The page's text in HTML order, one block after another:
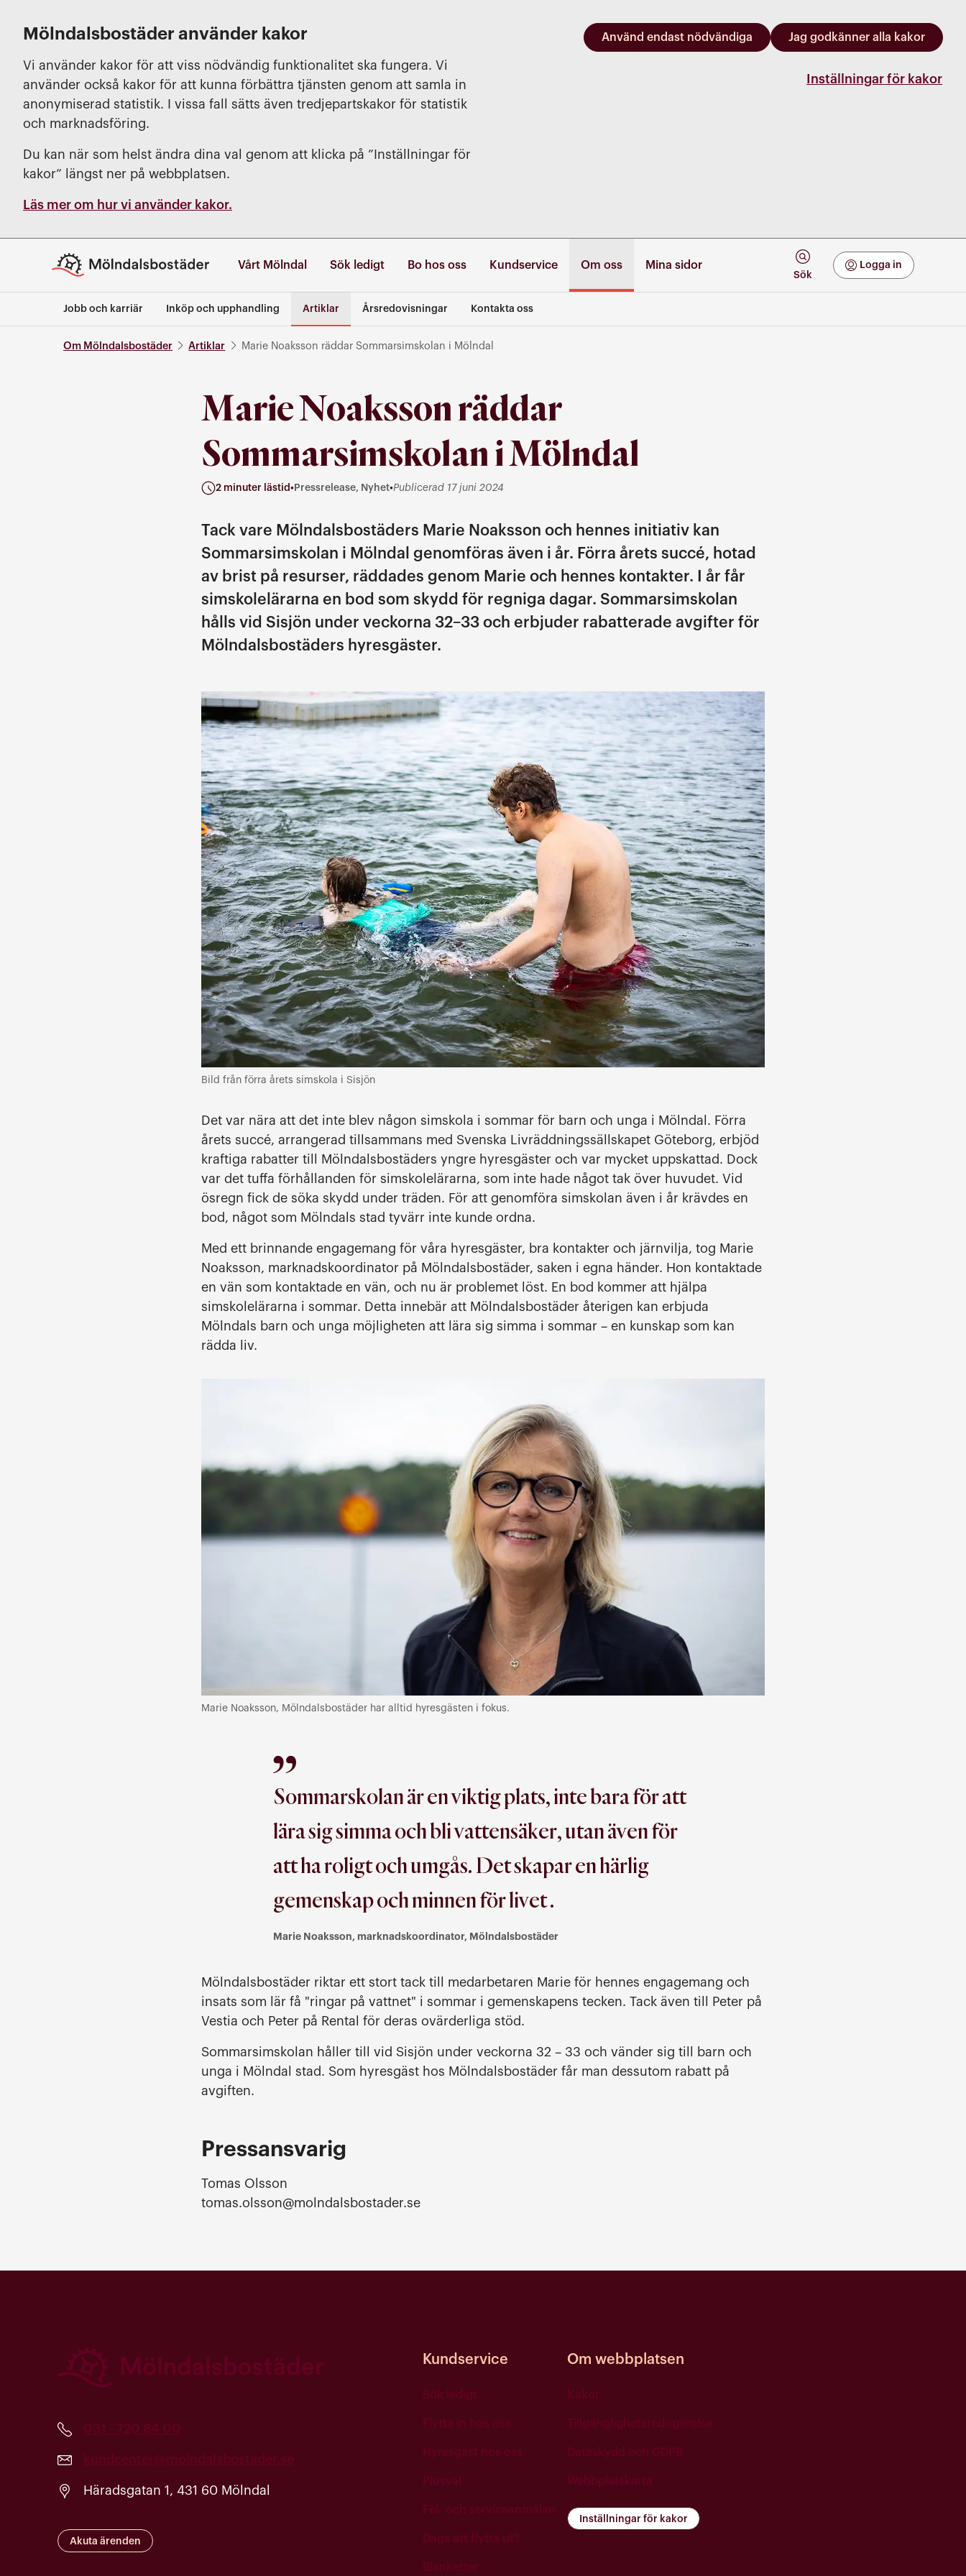
Mölndalsbostäder använder kakor
Vi använder kakor för att viss nödvändig funktionalitet ska fungera. Vi
använder också kakor för att kunna förbättra tjänsten genom att samla in
anonymiserad statistik. I vissa fall sätts även tredjepartskakor för statistik
och marknadsföring.
Du kan när som helst ändra dina val genom att klicka på ”Inställningar för
kakor” längst ner på webbplatsen.
Läs mer om hur vi använder kakor.
Använd endast nödvändiga Jag godkänner alla kakor
Inställningar för kakor
Vårt Mölndal Sök ledigt Bo hos oss Kundservice Om oss
Jobb och karriär Inköp och upphandling Artiklar Årsredovisningar Kontakta oss
Mina sidor
Mina Sidor Sök
Logga in
Om Mölndalsbostäder Artiklar Marie Noaksson räddar Sommarsimskolan i Mölndal
Marie Noaksson räddar
Sommarsimskolan i Mölndal
2 minuter lästid• Pressrelease, Nyhet•
Kategorier: Pressrelease, Nyhet
Publicerad 17 juni 2024
Tack vare Mölndalsbostäders Marie Noaksson och hennes initiativ kan
Sommarsimskolan i Mölndal genomföras även i år. Förra årets succé, hotad
av brist på resurser, räddades genom Marie och hennes kontakter. I år får
simskolelärarna en bod som skydd för regniga dagar. Sommarsimskolan
hålls vid Sisjön under veckorna 32–33 och erbjuder rabatterade avgifter för
Mölndalsbostäders hyresgäster.
Bild från förra årets simskola i Sisjön
Det var nära att det inte blev någon simskola i sommar för barn och unga i Mölndal. Förra
årets succé, arrangerad tillsammans med Svenska Livräddningssällskapet Göteborg, erbjöd
kraftiga rabatter till Mölndalsbostäders yngre hyresgäster och var mycket uppskattad. Dock
var det tuffa förhållanden för simskolelärarna, som inte hade något tak över huvudet. Vid
ösregn fick de söka skydd under träden. För att genomföra simskolan även i år krävdes en
bod, något som Mölndals stad tyvärr inte kunde ordna.
Med ett brinnande engagemang för våra hyresgäster, bra kontakter och järnvilja, tog Marie
Noaksson, marknadskoordinator på Mölndalsbostäder, saken i egna händer. Hon kontaktade
en vän som kontaktade en vän, och nu är problemet löst. En bod kommer att hjälpa
simskolelärarna i sommar. Detta innebär att Mölndalsbostäder återigen kan erbjuda
Mölndals barn och unga möjligheten att lära sig simma i sommar – en kunskap som kan
rädda liv.
Marie Noaksson, Mölndalsbostäder har alltid hyresgästen i fokus.
Sommarskolan är en viktig plats, inte bara för att
lära sig simma och bli vattensäker, utan även för
att ha roligt och umgås. Det skapar en härlig
gemenskap och minnen för livet .
Marie Noaksson, marknadskoordinator, Mölndalsbostäder
Mölndalsbostäder riktar ett stort tack till medarbetaren Marie för hennes engagemang och
insats som lär få "ringar på vattnet" i sommar i gemenskapens tecken. Tack även till Peter på
Vestia och Peter på Rental för deras ovärderliga stöd.
Sommarsimskolan håller till vid Sisjön under veckorna 32 – 33 och vänder sig till barn och
unga i Mölndal stad. Som hyresgäst hos Mölndalsbostäder får man dessutom rabatt på
avgiften.
Pressansvarig
Tomas Olsson
tomas.olsson@molndalsbostader.se
031 - 720 84 00
kundcenter@molndalsbostader.se
Häradsgatan 1, 431 60 Mölndal
Akuta ärenden
Kundservice
Sök ledigt
Flytta in hos oss
Hyresgäst hos oss
Plusval
Fel- och serviceanmälan
Dags att flytta ut?
Blanketter
Om webbplatsen
Kakor
Tillgänglighetsredogörelse
Dataskydd och GDPR
Webbplatskarta
Inställningar för kakor